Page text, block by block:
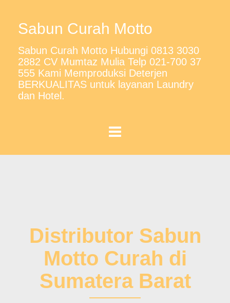
Sabun Curah Motto
Sabun Curah Motto Hubungi 0813 3030
2882 CV Mumtaz Mulia Telp 021-700 37
555 Kami Memproduksi Deterjen
BERKUALITAS untuk layanan Laundry
dan Hotel.
Distributor Sabun
Motto Curah di
Sumatera Barat